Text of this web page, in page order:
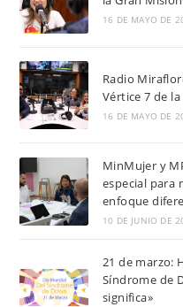
16 DE MAYO DE
Radio
Vértice 7 de la
16 DE MAYO DE
MinMujer y
especial para
enfoque
10 DE JUNIO DE
21 de marzo:
Síndrome de
significa»